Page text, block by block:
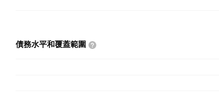
債務水平和覆蓋範圍